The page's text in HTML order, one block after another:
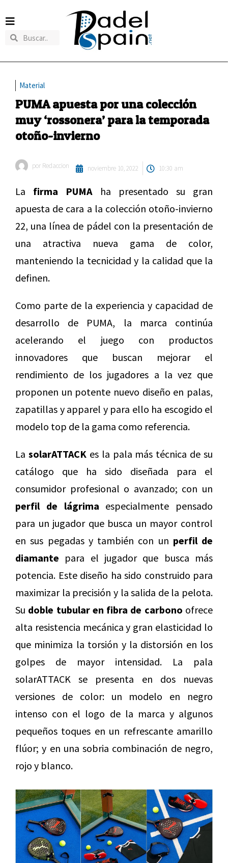
Material
PUMA apuesta por una colección
muy ‘rossonera’ para la temporada
otoño-invierno
por Redaccion noviembre 10, 2022 10:30 am
La firma PUMAha presentado su gran
apuesta de cara a la colección otoño-invierno
22, una línea de pádel con la presentación de
una atractiva nueva gama de color,
manteniendo la tecnicidad y la calidad que la
definen.
Como parte de la experiencia y capacidad de
desarrollo de PUMA, la marca continúa
acelerando el juego con productos
innovadores que buscan mejorar el
rendimiento de los jugadores a la vez que
proponen un potente nuevo diseño en palas,
zapatillas y apparel y para ello ha escogido el
modelo top de la gama como referencia.
La solarATTACKes la pala más técnica de su
catálogo que ha sido diseñada para el
consumidor profesional o avanzado; con un
perfil de lágrima especialmente pensado
para un jugador que busca un mayor control
en sus pegadas y también con un perfil de
diamante para el jugador que busca más
potencia. Este diseño ha sido construido para
maximizar la precisión y la salida de la pelota.
Su doble tubular en fibra de carbono ofrece
alta resistencia mecánica y gran elasticidad lo
que minimiza la torsión y la distorsión en los
golpes de mayor intensidad. La pala
solarATTACK se presenta en dos nuevas
versiones de color: un modelo en negro
intenso con el logo de la marca y algunos
pequeños toques en un refrescante amarillo
flúor; y en una sobria combinación de negro,
rojo y blanco.